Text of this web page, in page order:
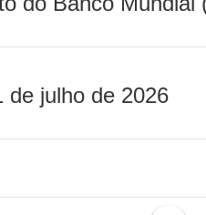
de julho de 2026